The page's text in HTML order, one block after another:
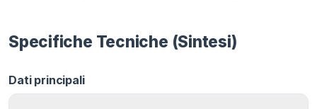
Specifiche Tecniche (Sintesi)
Dati principali